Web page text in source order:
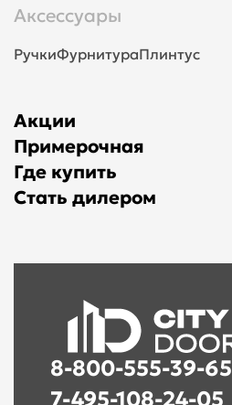
Аксессуары
РучкиФурнитураПлинтус
Акции
Примерочная
Где купить
Стать дилером
8-800-555-39-65
7-495-108-24-05